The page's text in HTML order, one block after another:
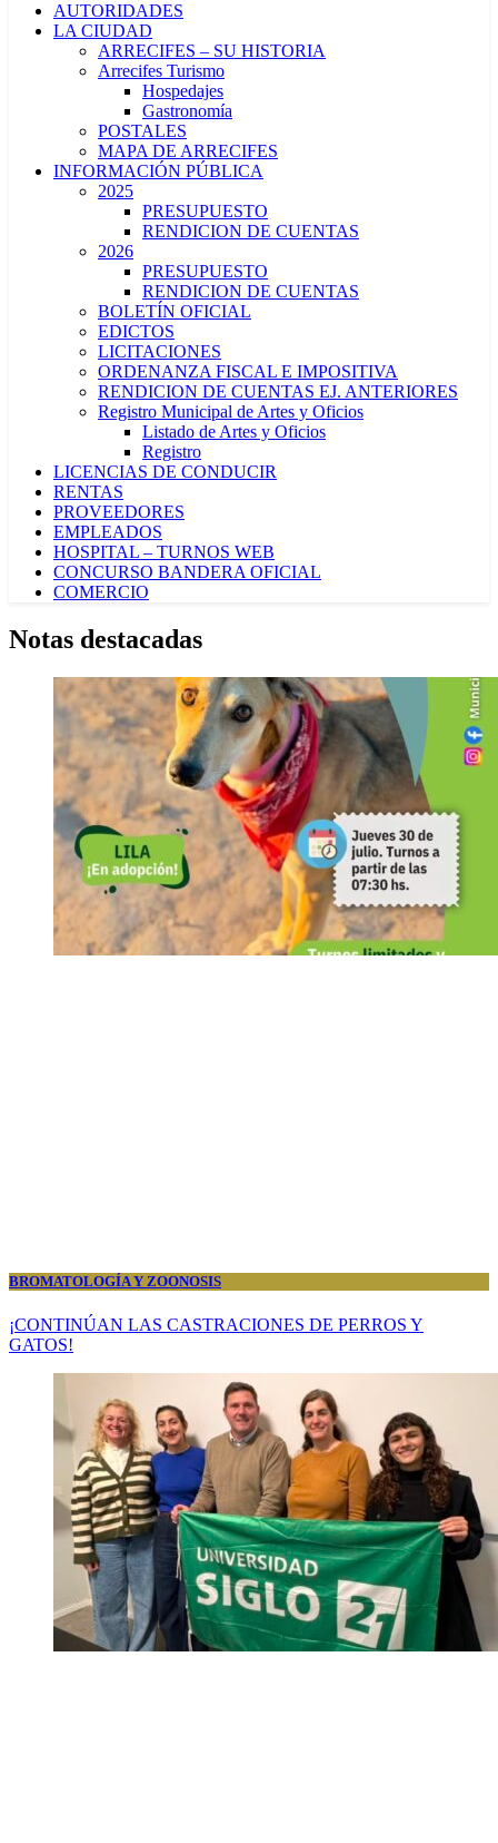
AUTORIDADES
LA CIUDAD
ARRECIFES – SU HISTORIA
Arrecifes Turismo
Hospedajes
Gastronomía
POSTALES
MAPA DE ARRECIFES
INFORMACIÓN PÚBLICA
2025
PRESUPUESTO
RENDICION DE CUENTAS
2026
PRESUPUESTO
RENDICION DE CUENTAS
BOLETÍN OFICIAL
EDICTOS
LICITACIONES
ORDENANZA FISCAL E IMPOSITIVA
RENDICION DE CUENTAS EJ. ANTERIORES
Registro Municipal de Artes y Oficios
Listado de Artes y Oficios
Registro
LICENCIAS DE CONDUCIR
RENTAS
PROVEEDORES
EMPLEADOS
HOSPITAL – TURNOS WEB
CONCURSO BANDERA OFICIAL
COMERCIO
Notas destacadas
BROMATOLOGÍA Y ZOONOSIS
¡CONTINÚAN LAS CASTRACIONES DE PERROS Y
GATOS!